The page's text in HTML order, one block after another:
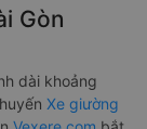
Gòn
dài khoảng
Xe giường